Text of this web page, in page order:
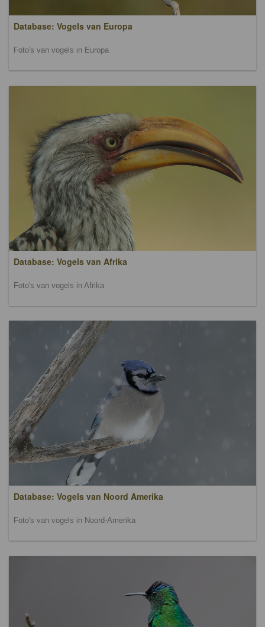
Database: Vogels van Europa
Foto's van vogels in Europa
Database: Vogels van Afrika
Foto's van vogels in Afrika
Database: Vogels van Noord Amerika
Foto's van vogels in Noord-Amerika